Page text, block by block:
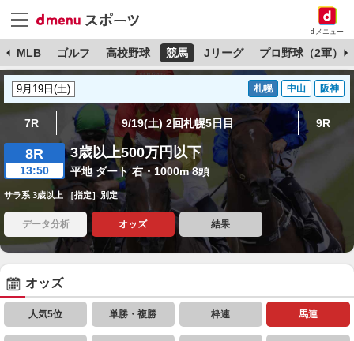
dメニュー
MLB ゴルフ 高校野球 競馬 Jリーグ プロ野球（2軍）
札幌 中山 阪神
7R 9/19(土) 2回札幌5日目 9R
8R
13:50
3歳以上500万円以下
平地 ダート 右・1000m 8頭
サラ系 3歳以上 ［指定］別定
データ分析 オッズ 結果
オッズ
人気5位 単勝・複勝 枠連 馬連